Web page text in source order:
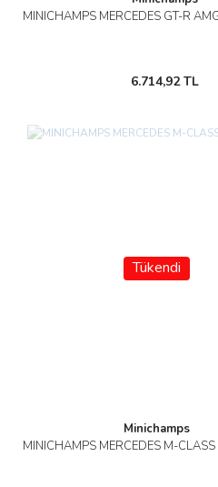
MINICHAMPS MERCEDES GT-R
6.714,92 TL
Tükendi
Minichamps
MINICHAMPS MERCEDES M-